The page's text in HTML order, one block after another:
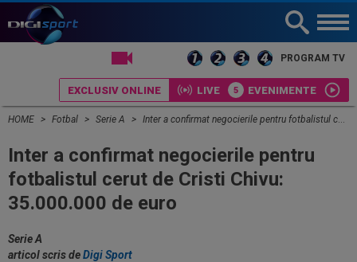
PROGRAM TV
EXCLUSIV ONLINE LIVE EVENIMENTE
HOME Fotbal Serie A Inter a confirmat negocierile pentru fotbalistul cerut de Cristi Chivu: 35.000.000 de euro
Inter a confirmat negocierile pentru
fotbalistul cerut de Cristi Chivu:
35.000.000 de euro
Serie A
articol scris deDigi Sport